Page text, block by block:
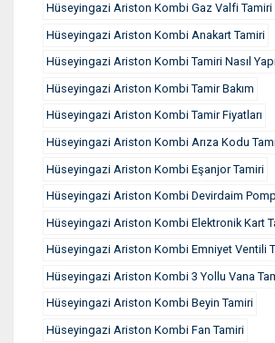
Hüseyingazi Ariston Kombi Gaz Valfi Tamiri
Hüseyingazi Ariston Kombi Anakart Tamiri
Hüseyingazi Ariston Kombi Tamiri Nasıl
Hüseyingazi Ariston Kombi Tamir Bakım
Hüseyingazi Ariston Kombi Tamir Fiyatları
Hüseyingazi Ariston Kombi Arıza Kodu
Hüseyingazi Ariston Kombi Eşanjor Tamiri
Hüseyingazi Ariston Kombi Devirdaim
Hüseyingazi Ariston Kombi Elektronik Kart
Hüseyingazi Ariston Kombi Emniyet Ventili
Hüseyingazi Ariston Kombi 3 Yollu Vana
Hüseyingazi Ariston Kombi Beyin Tamiri
Hüseyingazi Ariston Kombi Fan Tamiri